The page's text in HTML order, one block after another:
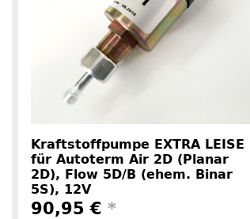
Kraftstoffpumpe EXTRA LEISE
für Autoterm Air 2D (Planar
2D), Flow 5D/B (ehem. Binar
5S), 12V
90,95 € *